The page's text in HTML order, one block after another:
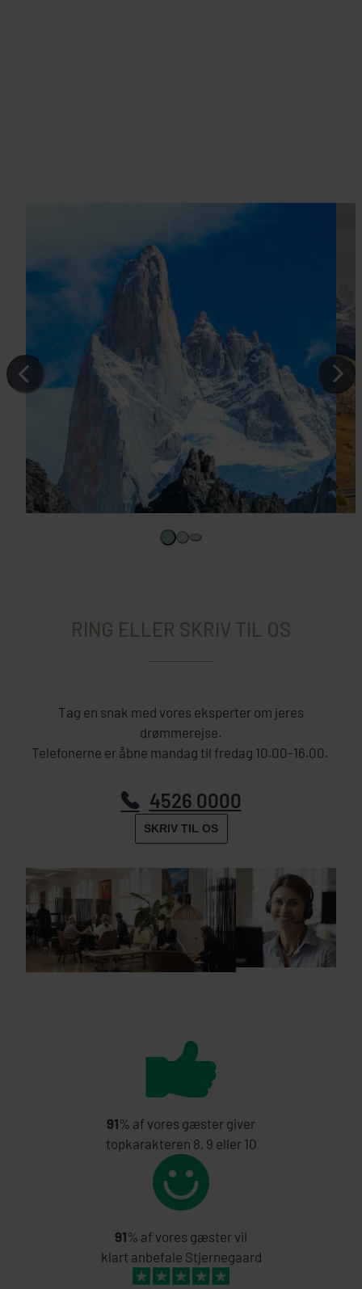
RING ELLER SKRIV TIL OS
Tag en snak med vores eksperter om jeres
drømmerejse.
Telefonerne er åbne mandag til fredag 10.00-16.00.
4526 0000
SKRIV TIL OS
91% af vores gæster giver
topkarakteren 8, 9 eller 10
91% af vores gæster vil
klart anbefale Stjernegaard